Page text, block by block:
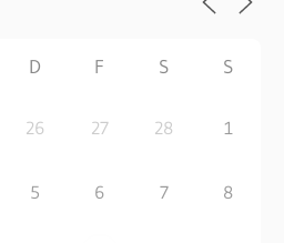
D F S S
26 27 28 1
5 6 7 8